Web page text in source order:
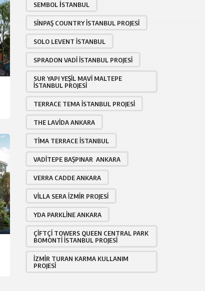
SEMBOL İSTANBUL
SINPAŞ COUNTRY İSTANBUL PROJESI
SOLO LEVENT İSTANBUL
SPRADON VADI İSTANBUL PROJESI
SUR YAPI YEŞIL MAVI MALTEPE
İSTANBUL PROJESI
TERRACE TEMA İSTANBUL PROJESI
THE LAVIDA ANKARA
TIMA TERRACE İSTANBUL
VADITEPE BAŞPINAR ANKARA
VERRA CADDE ANKARA
VILLA SERA İZMIR PROJESI
YDA PARKLINE ANKARA
ÇIFTÇI TOWERS QUEEN CENTRAL PARK
BOMONTI İSTANBUL PROJESI
İZMIR TURAN KARMA KULLANIM
PROJESI